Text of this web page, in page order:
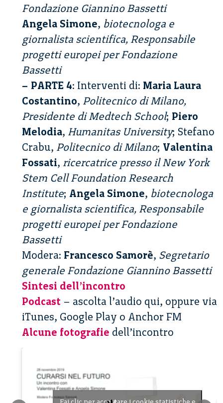
Fondazione Giannino Bassetti
Angela Simone, biotecnologa e
giornalista scientifica, Responsabile
progetti europei per Fondazione
Bassetti
– PARTE 4: Interventi di: Maria Laura
Costantino, Politecnico di Milano,
Presidente di Medtech School; Piero
Melodia, Humanitas University; Stefano
Crabu, Politecnico di Milano; Valentina
Fossati, ricercatrice presso il New York
Stem Cell Foundation Research
Institute; Angela Simone, biotecnologa
e giornalista scientifica, Responsabile
progetti europei per Fondazione
Bassetti
Modera: Francesco Samorè, Segretario
generale Fondazione Giannino Bassetti
Sintesi dell’incontro
Podcast – ascolta l’audio qui, oppure via
iTunes, Google Play o Anchor FM
Alcune fotografie dell’incontro